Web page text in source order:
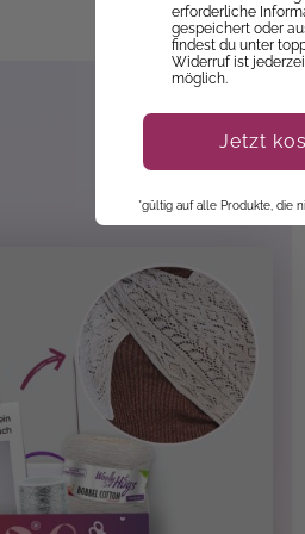
erforderliche
gespeichert oder
findest du unter
Widerruf ist
möglich.
Jetzt
*gültig auf alle Produkte, die